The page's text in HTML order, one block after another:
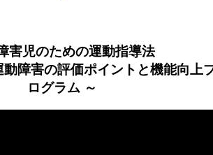
害児のための運動指導法
動障害の評価ポイントと機能向上
ログラム ～